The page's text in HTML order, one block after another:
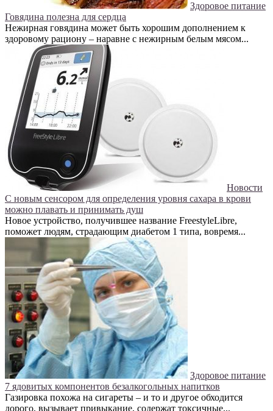
Здоровое питание
Говядина полезна для сердца
Нежирная говядина может быть хорошим дополнением к
здоровому рациону – наравне с нежирным белым мясом...
Новости
С новым сенсором для определения уровня сахара в крови
можно плавать и принимать душ
Новое устройство, получившее название FreestyleLibre,
поможет людям, страдающим диабетом 1 типа, вовремя...
Здоровое питание
7 ядовитых компонентов безалкогольных напитков
Газировка похожа на сигареты – и то и другое обходится
дорого, вызывает привыкание, содержат токсичные...